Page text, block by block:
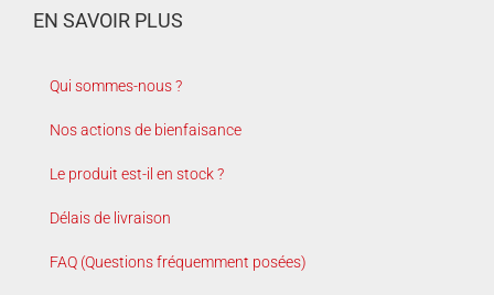
EN SAVOIR PLUS
Qui sommes-nous ?
Nos actions de bienfaisance
Le produit est-il en stock ?
Délais de livraison
FAQ (Questions fréquemment posées)